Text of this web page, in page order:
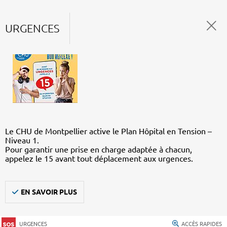
URGENCES
Le CHU de Montpellier active le Plan Hôpital en Tension –
Niveau 1.
Pour garantir une prise en charge adaptée à chacun,
appelez le 15 avant tout déplacement aux urgences.
EN SAVOIR PLUS
URGENCES ACCÈS RAPIDES